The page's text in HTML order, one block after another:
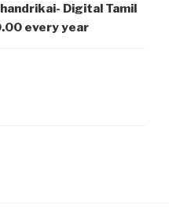
Digital Tamil
every year